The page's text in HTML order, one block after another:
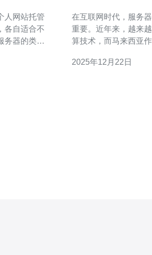
人网站托管
各自适合不
务器的类
在互联网时代，服务
重要。近年来，越来
算技术，而马来西亚
来西亚服务器云电脑的优势与
2025年12月22日